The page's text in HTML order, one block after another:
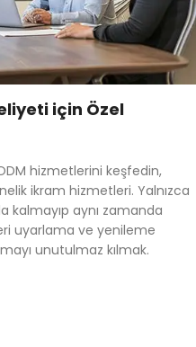
için Özel
hizmetlerini keşfedin,
ikram hizmetleri. Yalnızca
kalmayıp aynı zamanda
uyarlama ve yenileme
unutulmaz kılmak.